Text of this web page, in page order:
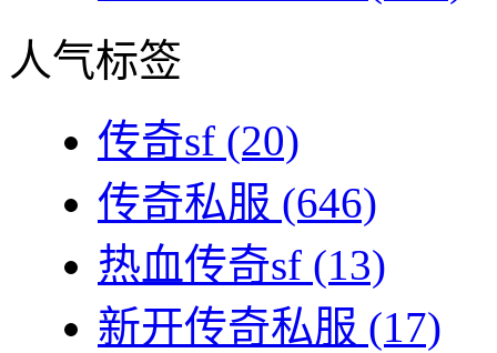
人气标签
传奇sf (20)
传奇私服 (646)
热血传奇sf (13)
新开传奇私服 (17)